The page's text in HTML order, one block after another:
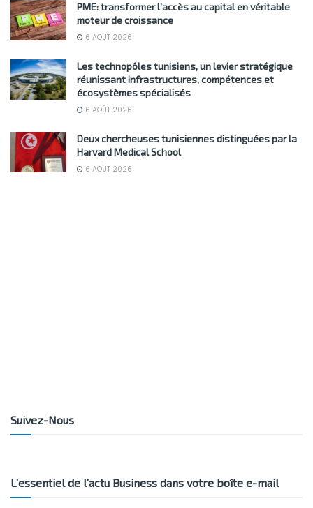
PME: transformer l’accès au capital en véritable
moteur de croissance
6 AOÛT 2026
Les technopôles tunisiens, un levier stratégique
réunissant infrastructures, compétences et
écosystèmes spécialisés
6 AOÛT 2026
Deux chercheuses tunisiennes distinguées par la
Harvard Medical School
6 AOÛT 2026
Suivez-Nous
L’essentiel de l’actu Business dans votre boîte e-mail